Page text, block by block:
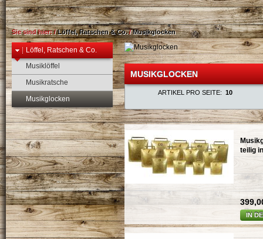
Sie sind hier:/Löffel, Ratschen & Co./Musikglocken
Löffel, Ratschen & Co.
Musiklöffel
Musikratsche
Musikglocken
MUSIKGLOCKEN
ARTIKEL PRO SEITE: 10
teilig
IN